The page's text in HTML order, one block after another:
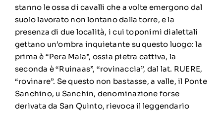
stanno le ossa di cavalli che a volte emergono dal
suolo lavorato non lontano dalla torre, e la
presenza di due località, i cui toponimi dialettali
gettano un’ombra inquietante su questo luogo: la
prima è “Pera Mala”, ossia pietra cattiva, la
seconda è “Ruinaas”, “rovinaccia”, dal lat. RUERE,
“rovinare”. Se questo non bastasse, a valle, il Ponte
Sanchino, u Sanchin, denominazione forse
derivata da San Quinto, rievoca il leggendario